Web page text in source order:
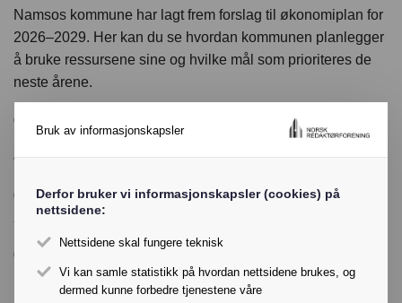
Namsos kommune har lagt frem forslag til økonomiplan for
2026–2029. Her kan du se hvordan kommunen planlegger
å bruke ressursene sine og hvilke mål som prioriteres de
neste årene.
07.11.2025 16:05
fra Fritt Ord i oktober 2025
07.11.2025 15:35
Søkere på stillingen som teatersjef for Carte Blanche
07.11.2025 15:30
Norge innvalgt som medlem av UNESCOs styre
Bruk av informasjonskapsler
Derfor bruker vi informasjonskapsler (cookies) på
nettsidene:
Nettsidene skal fungere teknisk
Vi kan samle statistikk på hvordan nettsidene brukes, og
dermed kunne forbedre tjenestene våre